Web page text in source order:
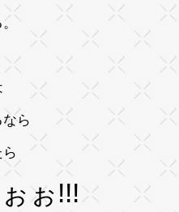
ら
ぉぉ!!!